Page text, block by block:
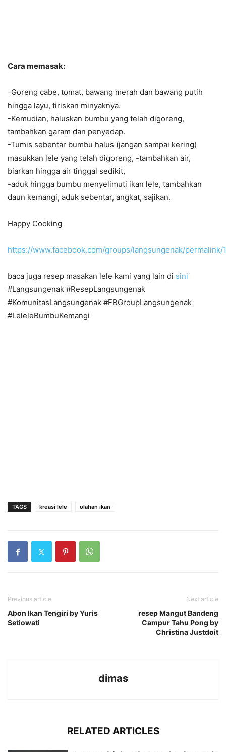
Cara memasak:
-Goreng cabe, tomat, bawang merah dan bawang putih
hingga layu, tiriskan minyaknya.
-Kemudian, haluskan bumbu yang telah digoreng,
tambahkan garam dan penyedap.
-Tumis sebentar bumbu halus (jangan sampai kering)
masukkan lele yang telah digoreng, -tambahkan air,
biarkan hingga air tinggal sedikit,
-aduk hingga bumbu menyelimuti ikan lele, tambahkan
daun kemangi, aduk sebentar, angkat, sajikan.
Happy Cooking
https://www.facebook.com/groups/langsungenak/permalink/
baca juga resep masakan lele kami yang lain di sini
#Langsungenak #ResepLangsungenak
#KomunitasLangsungenak #FBGroupLangsungenak
#LeleleBumbuKemangi
TAGS kreasi lele olahan ikan
Previous article
Abon Ikan Tengiri by Yuris
Setiowati
Next article
resep Mangut Bandeng
Campur Tahu Pong by
Christina Justdoit
dimas
RELATED ARTICLES